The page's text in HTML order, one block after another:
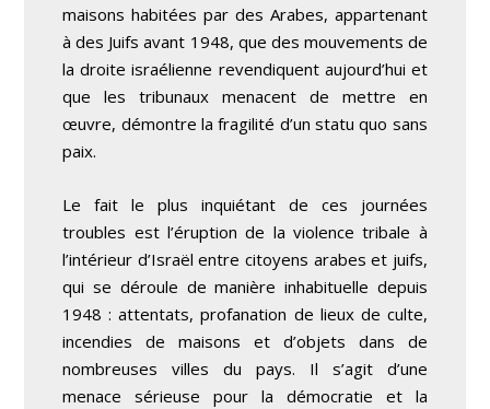
maisons habitées par des Arabes, appartenant
à des Juifs avant 1948, que des mouvements de
la droite israélienne revendiquent aujourd’hui et
que les tribunaux menacent de mettre en
œuvre, démontre la fragilité d’un statu quo sans
paix.
Le fait le plus inquiétant de ces journées
troubles est l’éruption de la violence tribale à
l’intérieur d’Israël entre citoyens arabes et juifs,
qui se déroule de manière inhabituelle depuis
1948 : attentats, profanation de lieux de culte,
incendies de maisons et d’objets dans de
nombreuses villes du pays. Il s’agit d’une
menace sérieuse pour la démocratie et la